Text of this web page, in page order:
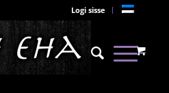
Logi sisse